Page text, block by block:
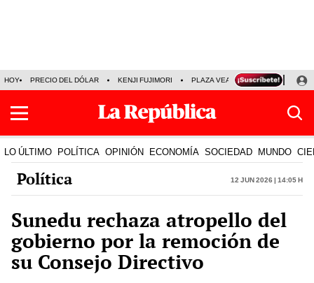
HOY PRECIO DEL DÓLAR KENJI FUJIMORI PLAZA VEA FERIADOS
LO ÚLTIMO POLÍTICA OPINIÓN ECONOMÍA SOCIEDAD MUNDO
Política 12 Jun 2026 | 14:05 h
Sunedu rechaza atropello del
gobierno por la remoción de
su Consejo Directivo